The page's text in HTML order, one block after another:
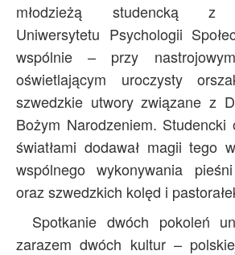
młodzieżą studencką z
Uniwersytetu Psychologii
wspólnie – przy
oświetlającym uroczysty
szwedzkie utwory związane z
Bożym Narodzeniem.
światłami dodawał magii tego
wspólnego wykonywania
oraz szwedzkich kolęd i
Spotkanie dwóch pokoleń
zarazem dwóch kultur –